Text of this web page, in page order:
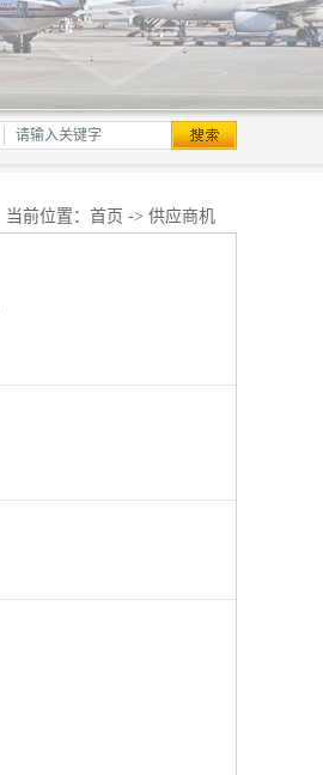
当前位置： 首页 -> 供应商机